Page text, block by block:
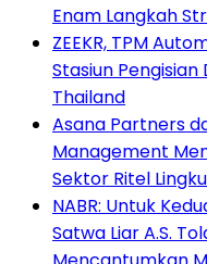
Enam Langkah
ZEEKR, TPM
Stasiun
Thailand
Asana Partners
Management
Sektor Ritel
NABR: Untuk
Satwa Liar A.S.